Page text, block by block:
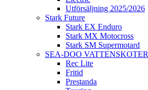
Utförsäljning 2025/2026
Stark Future
Stark EX Enduro
Stark MX Motocross
Stark SM Supermotard
SEA-DOO VATTENSKOTER
Rec Lite
Fritid
Prestanda